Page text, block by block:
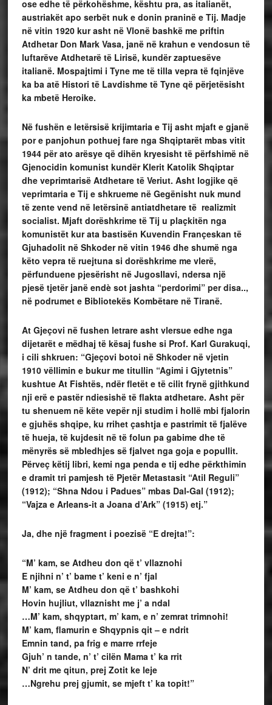
ose edhe të përkohëshme, kështu pra, as italianët,
austriakët apo serbët nuk e donin praninë e Tij. Madje
në vitin 1920 kur asht në Vlonë bashkë me priftin
Atdhetar Don Mark Vasa, janë në krahun e vendosun të
luftarëve Atdhetarë të Lirisë, kundër zaptuesëve
italianë. Mospajtimi i Tyne me të tilla vepra të fqinjëve
ka ba atë Histori të Lavdishme të Tyne që përjetësisht
ka mbetë Heroike.
Në fushën e letërsisë krijimtaria e Tij asht mjaft e gjanë
por e panjohun pothuej fare nga Shqiptarët mbas vitit
1944 për ato arësye që dihën kryesisht të përfshimë në
Gjenocidin komunist kundër Klerit Katolik Shqiptar
dhe veprimtarisë Atdhetare të Veriut. Asht logjike që
veprimtaria e Tij e shkrueme në Gegënisht nuk mund
të zente vend në letërsinë antiatdhetare të realizmit
socialist. Mjaft dorëshkrime të Tij u plaçkitën nga
komunistët kur ata bastisën Kuvendin Françeskan të
Gjuhadolit në Shkoder në vitin 1946 dhe shumë nga
këto vepra të ruejtuna si dorëshkrime me vlerë,
përfunduene pjesërisht në Jugosllavi, ndersa një
pjesë tjetër janë endè sot jashta “perdorimi” per disa..,
në podrumet e Bibliotekës Kombëtare në Tiranë.
At Gjeçovi në fushen letrare asht vlersue edhe nga
dijetarët e mëdhaj të kësaj fushe si Prof. Karl Gurakuqi,
i cili shkruen: “Gjeçovi botoi në Shkoder në vjetin
1910 vëllimin e bukur me titullin “Agimi i Gjytetnis”
kushtue At Fishtës, ndër fletët e të cilit frynë gjithkund
nji erë e pastër ndiesishë të flakta atdhetare. Asht për
tu shenuem në këte vepër nji studim i hollë mbi fjalorin
e gjuhës shqipe, ku rrihet çashtja e pastrimit të fjalëve
të hueja, të kujdesit në të folun pa gabime dhe të
mënyrës së mbledhjes së fjalvet nga goja e popullit.
Përveç këtij libri, kemi nga penda e tij edhe përkthimin
e dramit tri pamjesh të Pjetër Metastasit “Atil Reguli”
(1912); “Shna Ndou i Padues” mbas Dal-Gal (1912);
“Vajza e Arleans-it a Joana d’Ark” (1915) etj.”
Ja, dhe një fragment i poezisë “E drejta!”:
“M’ kam, se Atdheu don që t’ vllaznohi
E njihni n’ t’ bame t’ keni e n’ fjal
M’ kam, se Atdheu don që t’ bashkohi
Hovin hujliut, vllaznisht me j’ a ndal
…M’ kam, shqyptart, m’ kam, e n’ zemrat trimnohi!
M’ kam, flamurin e Shqypnis qit – e ndrit
Emnin tand, pa frig e marre rrfeje
Gjuh’ n tande, n’ t’ cilën Mama t’ ka rrit
N’ drit me qitun, prej Zotit ke leje
…Ngrehu prej gjumit, se mjeft t’ ka topit!”